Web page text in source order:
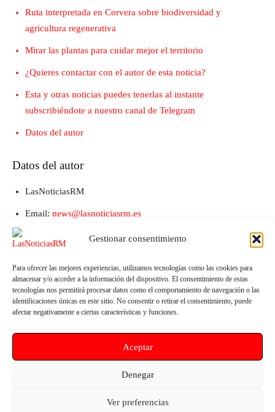
Gestionar consentimiento
Para ofrecer las mejores experiencias, utilizamos tecnologías como las cookies para
almacenar y/o acceder a la información del dispositivo. El consentimiento de estas
tecnologías nos permitirá procesar datos como el comportamiento de navegación o las
identificaciones únicas en este sitio. No consentir o retirar el consentimiento, puede
afectar negativamente a ciertas características y funciones.
Aceptar
Denegar
Ver preferencias
Ruta interpretada en Corvera sobre biodiversidad y
agricultura regenerativa
Mirar las plantas para cuidar mejor el territorio
¿Quieres contactar con el autor de esta noticia?
Esta y otras noticias puedes tenerlas al instante
subscribiéndote a nuestro canal de Telegram
Datos del autor
Datos del autor
LasNoticiasRM
Email: news@lasnoticiasrm.es
Teléfono y Whatsapp: 641387053
cobran 485 euros menos de
microcredenciales para reducir